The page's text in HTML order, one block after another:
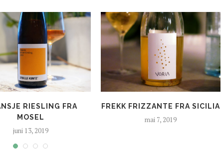
RIESLING FRA
MOSEL
juni 13, 2019
FREKK FRIZZANTE FRA SICILIA
mai 7, 2019